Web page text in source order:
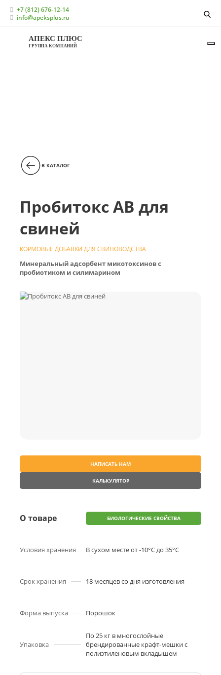
+7 (812) 676-12-14
info@apeksplus.ru
АПЕКС ПЛЮС
ГРУППА КОМПАНИЙ
Кормовые добавки для свиноводства
Адсорбенты для свиней
Пробитокс АВ для свиней
В КАТАЛОГ
Пробитокс АВ для
свиней
КОРМОВЫЕ ДОБАВКИ ДЛЯ СВИНОВОДСТВА
Минеральный адсорбент микотоксинов с
пробиотиком и силимарином
О товаре БИОЛОГИЧЕСКИЕ СВОЙСТВА
Условия хранения В сухом месте от -10°С до 35°С
Срок хранения 18 месяцев со дня изготовления
Форма выпуска Порошок
Упаковка
По 25 кг в многослойные
брендированные крафт-мешки с
полиэтиленовым вкладышем
НАПИСАТЬ НАМ
КАЛЬКУЛЯТОР